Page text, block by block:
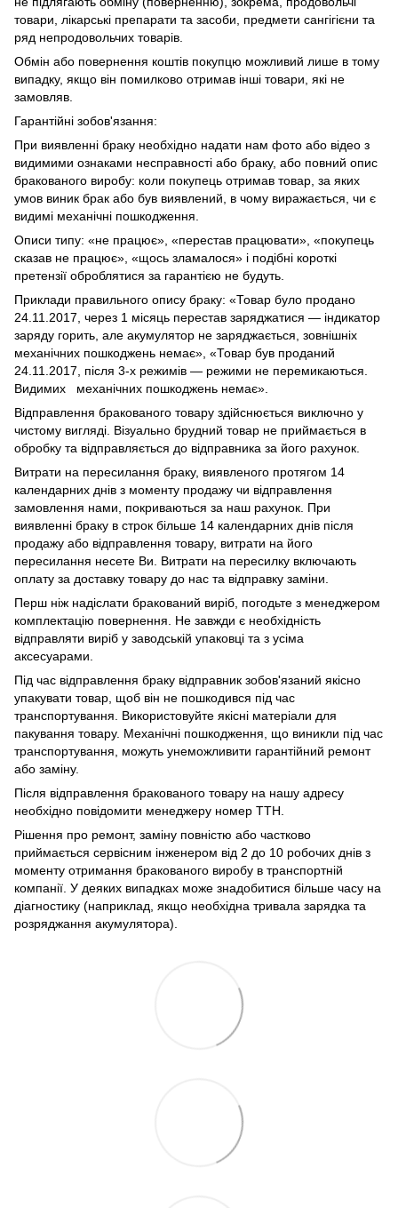
товари, лікарські препарати та засоби, предмети сангігієни та
ряд непродовольчих товарів.
Обмін або повернення коштів покупцю можливий лише в тому
випадку, якщо він помилково отримав інші товари, які не
замовляв.
Гарантійні зобов'язання:
При виявленні браку необхідно надати нам фото або відео з
видимими ознаками несправності або браку, або повний опис
бракованого виробу: коли покупець отримав товар, за яких
умов виник брак або був виявлений, в чому виражається, чи є
видимі механічні пошкодження.
Описи типу: «не працює», «перестав працювати», «покупець
сказав не працює», «щось зламалося» і подібні короткі
претензії оброблятися за гарантією не будуть.
Приклади правильного опису браку: «Товар було продано
24.11.2017, через 1 місяць перестав заряджатися — індикатор
заряду горить, але акумулятор не заряджається, зовнішніх
механічних пошкоджень немає», «Товар був проданий
24.11.2017, після 3-х режимів — режими не перемикаються.
Видимих механічних пошкоджень немає».
Відправлення бракованого товару здійснюється виключно у
чистому вигляді. Візуально брудний товар не приймається в
обробку та відправляється до відправника за його рахунок.
Витрати на пересилання браку, виявленого протягом 14
календарних днів з моменту продажу чи відправлення
замовлення нами, покриваються за наш рахунок. При
виявленні браку в строк більше 14 календарних днів після
продажу або відправлення товару, витрати на його
пересилання несете Ви. Витрати на пересилку включають
оплату за доставку товару до нас та відправку заміни.
Перш ніж надіслати бракований виріб, погодьте з менеджером
комплектацію повернення. Не завжди є необхідність
відправляти виріб у заводській упаковці та з усіма
аксесуарами.
Під час відправлення браку відправник зобов'язаний якісно
упакувати товар, щоб він не пошкодився під час
транспортування. Використовуйте якісні матеріали для
пакування товару. Механічні пошкодження, що виникли під час
транспортування, можуть унеможливити гарантійний ремонт
або заміну.
Після відправлення бракованого товару на нашу адресу
необхідно повідомити менеджеру номер ТТН.
Рішення про ремонт, заміну повністю або частково
приймається сервісним інженером від 2 до 10 робочих днів з
моменту отримання бракованого виробу в транспортній
компанії. У деяких випадках може знадобитися більше часу на
діагностику (наприклад, якщо необхідна тривала зарядка та
розряджання акумулятора).